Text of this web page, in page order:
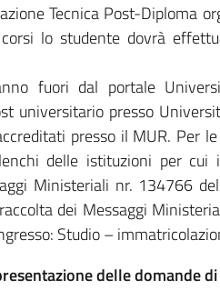
Tecnica Post-Diploma
lo studente dovrà
fuori dal portale
universitario presso
presso il MUR. Per
delle istituzioni per
Ministeriali nr. 134766
dei Messaggi
Studio –
delle domande